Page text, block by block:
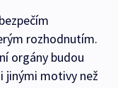
rozhodnutím.
orgány budou
jinými motivy než